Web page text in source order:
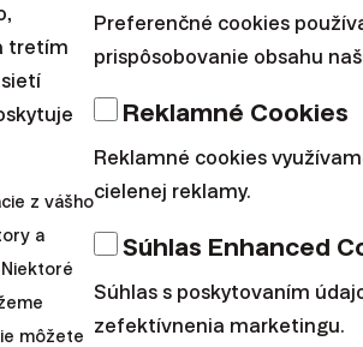
ešte dnes
Chcem začať arrow_forward
tretím
z vášho
a
môžete
Preferenčné cookies
prispôsobovanie obsahu
Reklamné Cookies
Reklamné cookies
cielenej reklamy.
Súhlas Enhanced
Súhlas s poskytovaním
zefektívnenia marketingu.